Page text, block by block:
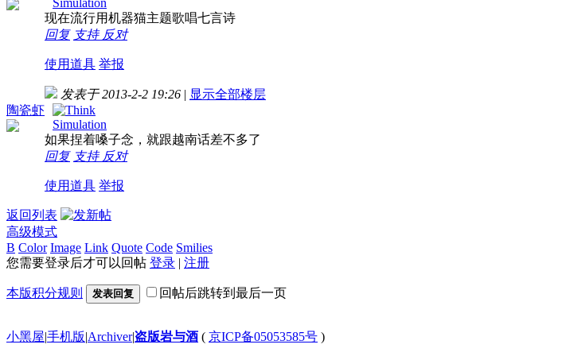
现在流行用机器猫主题歌唱七言诗
回复 支持 反对
使用道具 举报
陶瓷虾
发表于 2013-2-2 19:26 | 显示全部楼层
如果捏着嗓子念，就跟越南话差不多了
回复 支持 反对
使用道具 举报
返回列表
高级模式
B Color Image Link Quote Code Smilies
您需要登录后才可以回帖 登录 | 注册
本版积分规则 发表回复 回帖后跳转到最后一页
小黑屋|手机版|Archiver|盗版岩与酒 ( 京ICP备05053585号 )